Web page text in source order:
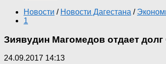
Новости / Новости Дагестана /
1
Зиявудин Магомедов отдает
24.09.2017 14:13